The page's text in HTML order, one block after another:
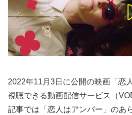
2022年11月3日に公開の映画「恋
視聴できる動画配信サービス（
記事では「恋人はアンバー」のあ